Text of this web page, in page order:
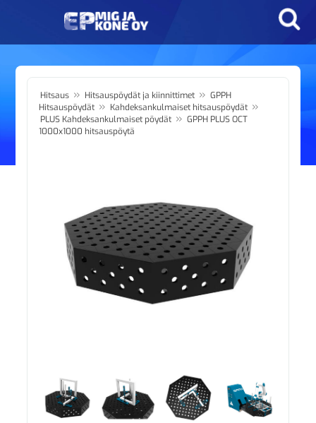
Hitsaus » Hitsauspöydät ja kiinnittimet » GPPH
Hitsauspöydät » Kahdeksankulmaiset hitsauspöydät »
PLUS Kahdeksankulmaiset pöydät » GPPH PLUS OCT
1000x1000 hitsauspöytä